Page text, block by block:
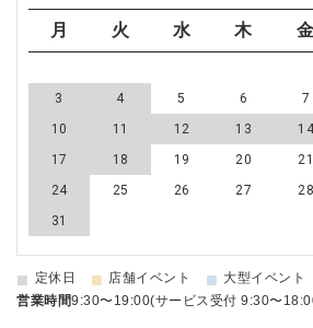
月 火 水 木 金
3
4 5 6 7
10
11 12 13 14
17
18 19 20 21
24
25 26 27 28
31
■ 定休日 ■ 店舗イベント ■ 大型イベント
営業時間9:30〜19:00(サービス受付 9:30〜